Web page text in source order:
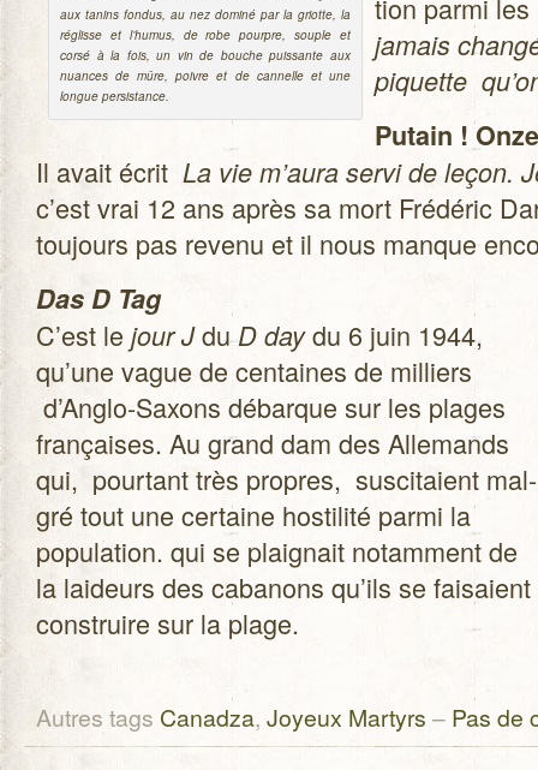
aux tanins fon­dus, au nez dominé par la griotte, la
réglisse et l’humus, de robe pourpre, souple et
corsé à la fois, un vin de bouche puis­sante aux
nuances de mûre, poivre et de can­nelle et une
longue persistance.
tion parmi
jamais
piquette
Putain !
Il avait écrit La vie m’aura servi de leçon.
c’est vrai 12 ans après sa mort Fré­dé­ric
tou­jours pas revenu et il nous manque
Das D Tag
C’est le jour JduD daydu 6 juin 1944,
qu’une vague de cen­taines de mil­liers
d’Anglo-Saxons débarque sur les plages
fran­çaises. Au grand dam des Alle­mands
qui, pour­tant très propres, sus­ci­taient mal­
gré tout une cer­taine hos­ti­lité parmi la
popu­la­tion. qui se plai­gnait notam­ment de
la lai­deurs des caba­nons qu’ils se fai­saient
construire sur la plage.
Autres tags Canadza, Joyeux Martyrs – Pas de